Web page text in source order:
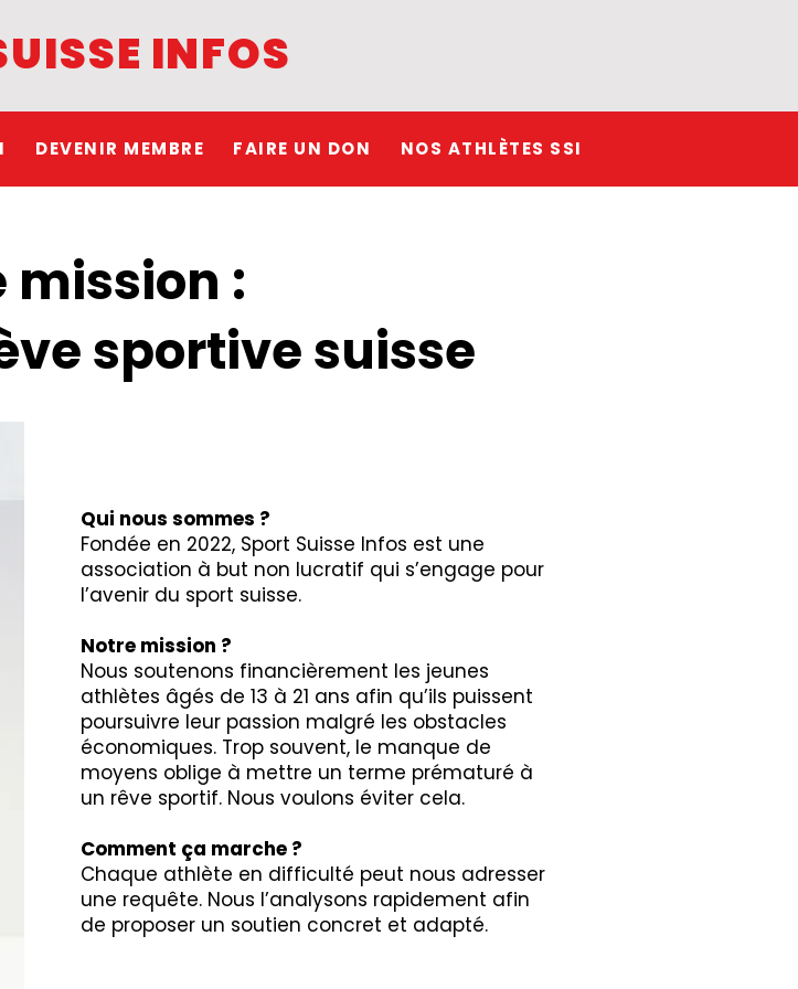
INFOS
DEVENIR MEMBRE FAIRE UN DON NOS ATHLÈTES SSI
mission :
sportive suisse
Qui nous sommes ?
Fondée en 2022, Sport Suisse Infos est une
association à but non lucratif qui s’engage pour
l’avenir du sport suisse.
Notre mission ?
Nous soutenons financièrement les jeunes
athlètes âgés de 13 à 21 ans afin qu’ils puissent
poursuivre leur passion malgré les obstacles
économiques. Trop souvent, le manque de
moyens oblige à mettre un terme prématuré à
un rêve sportif. Nous voulons éviter cela.
Comment ça marche ?
Chaque athlète en difficulté peut nous adresser
une requête. Nous l’analysons rapidement afin
de proposer un soutien concret et adapté.